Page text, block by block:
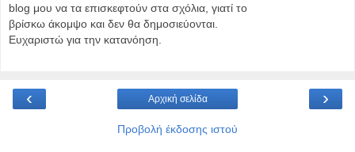
blog μου να τα επισκεφτούν στα σχόλια, γιατί το
βρίσκω άκομψο και δεν θα δημοσιεύονται.
Ευχαριστώ για την κατανόηση.
‹ ›
Αρχική σελίδα
Προβολή έκδοσης ιστού